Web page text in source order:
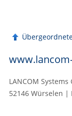
LANCOM
52146 Würselen |